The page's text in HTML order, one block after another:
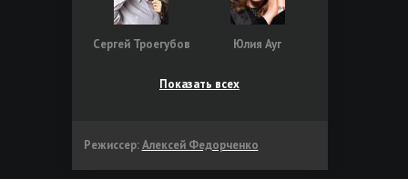
Сергей Троегубов Юлия Ауг
Показать всех
Режиссер: Алексей Федорченко